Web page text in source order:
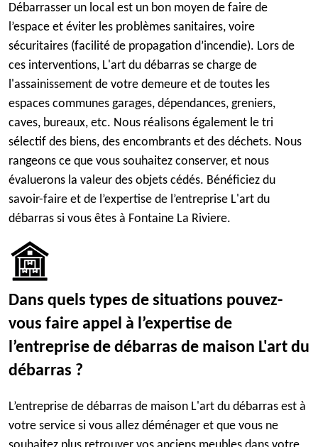
Débarrasser un local est un bon moyen de faire de
l’espace et éviter les problèmes sanitaires, voire
sécuritaires (facilité de propagation d’incendie). Lors de
ces interventions, L'art du débarras se charge de
l'assainissement de votre demeure et de toutes les
espaces communes garages, dépendances, greniers,
caves, bureaux, etc. Nous réalisons également le tri
sélectif des biens, des encombrants et des déchets. Nous
rangeons ce que vous souhaitez conserver, et nous
évaluerons la valeur des objets cédés. Bénéficiez du
savoir-faire et de l’expertise de l’entreprise L'art du
débarras si vous êtes à Fontaine La Riviere.
Dans quels types de situations pouvez-
vous faire appel à l’expertise de
l’entreprise de débarras de maison L'art du
débarras ?
L’entreprise de débarras de maison L'art du débarras est à
votre service si vous allez déménager et que vous ne